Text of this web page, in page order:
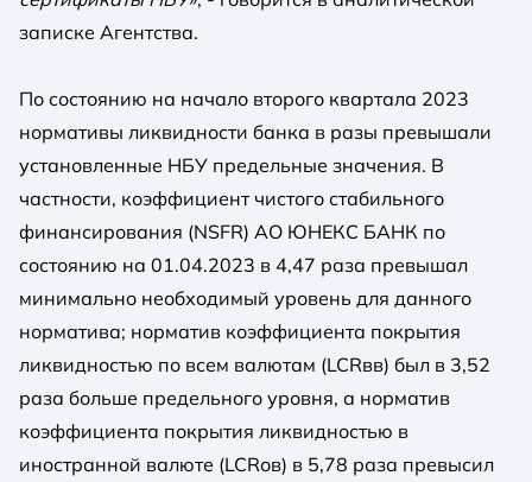
записке Агентства.
По состоянию на начало второго квартала 2023
нормативы ликвидности банка в разы превышали
установленные НБУ предельные значения. В
частности, коэффициент чистого стабильного
финансирования (NSFR) АО ЮНЕКС БАНК по
состоянию на 01.04.2023 в 4,47 раза превышал
минимально необходимый уровень для данного
норматива; норматив коэффициента покрытия
ликвидностью по всем валютам (LCRвв) был в 3,52
раза больше предельного уровня, а норматив
коэффициента покрытия ликвидностью в
иностранной валюте (LCRов) в 5,78 раза превысил